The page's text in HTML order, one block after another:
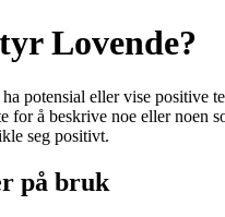
Lovende?
potensial eller vise positive
for å beskrive noe eller noen
seg positivt.
på bruk